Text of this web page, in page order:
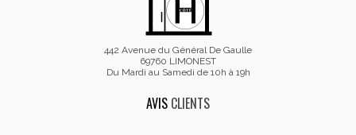
442 Avenue du Général De Gaulle
69760 LIMONEST
Du Mardi au Samedi de 10h à 19h
AVIS CLIENTS